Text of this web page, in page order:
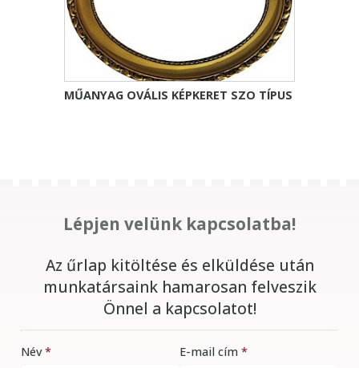
MŰANYAG OVÁLIS KÉPKERET SZO TÍPUS
Lépjen velünk kapcsolatba!
Az űrlap kitöltése és elküldése után
munkatársaink hamarosan felveszik
Önnel a kapcsolatot!
Név E-mail cím